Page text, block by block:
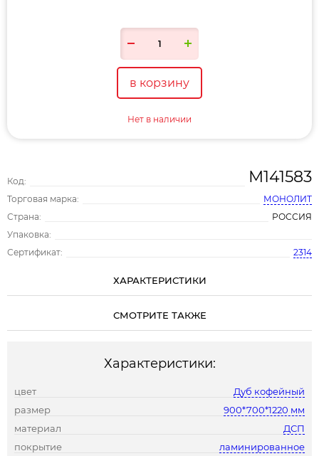
Код: М141583
Торговая марка:
МОНОЛИТ
Страна:
РОССИЯ
Упаковка:
Сертификат:
2314
в корзину
Нет в наличии
ХАРАКТЕРИСТИКИ
СМОТРИТЕ ТАКЖЕ
Характеристики:
цвет
Дуб кофейный
размер
900*700*1220 мм
материал
ДСП
покрытие
ламинированное